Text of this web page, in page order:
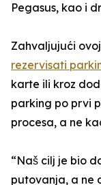
Pegasus, kao i
Zahvaljujući
rezervisati
karte ili kroz
parking po prvi
procesa, a ne
“Naš cilj je bio
putovanja, a ne